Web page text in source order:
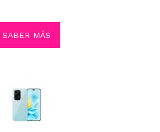
SABER MÁS